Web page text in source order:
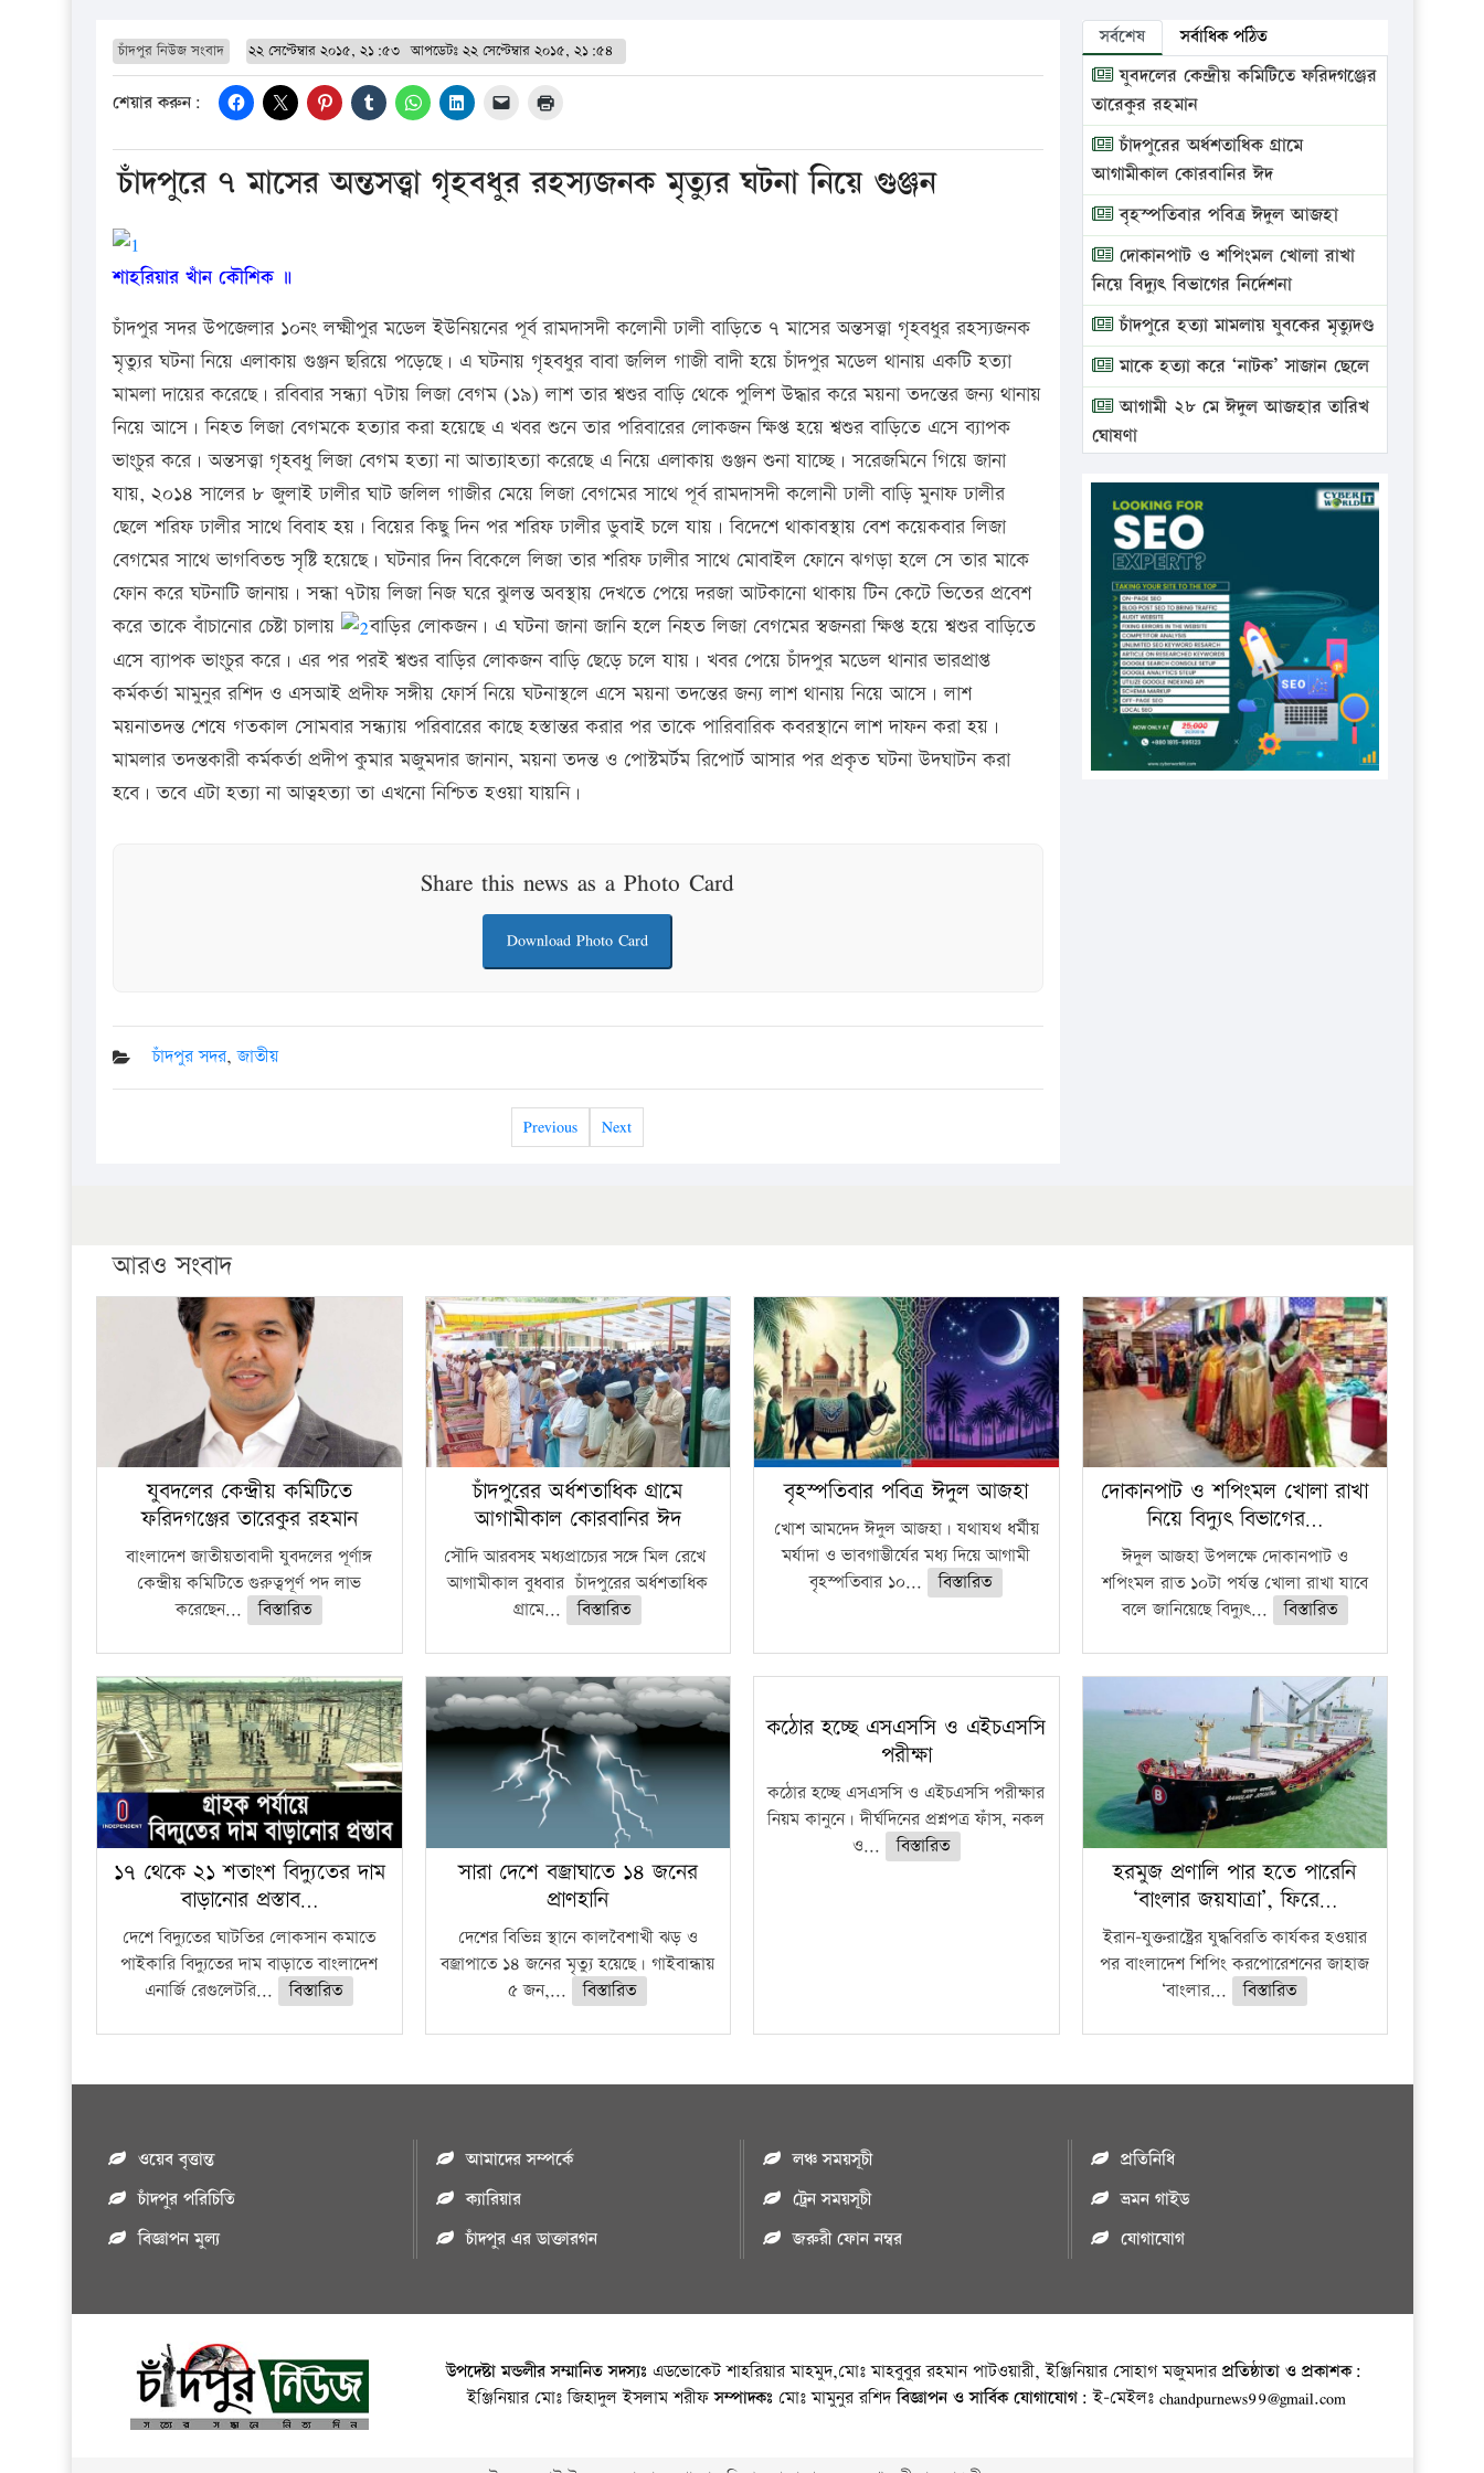
চাঁদপুর নিউজ সংবাদ ২২ সেপ্টেম্বার ২০১৫, ২১:৫৩ আপডেটঃ ২২ সেপ্টেম্বার ২০১৫, ২১:৫৪
শেয়ার করুন:
চাঁদপুরে ৭ মাসের অন্তসত্ত্বা গৃহবধুর রহস্যজনক মৃত্যুর ঘটনা নিয়ে গুঞ্জন
শাহরিয়ার খাঁন কৌশিক ॥
চাঁদপুর সদর উপজেলার ১০নং লক্ষ্মীপুর মডেল ইউনিয়নের পূর্ব রামদাসদী কলোনী ঢালী বাড়িতে ৭ মাসের অন্তসত্ত্বা গৃহবধুর রহস্যজনক
মৃত্যুর ঘটনা নিয়ে এলাকায় গুঞ্জন ছরিয়ে পড়েছে। এ ঘটনায় গৃহবধুর বাবা জলিল গাজী বাদী হয়ে চাঁদপুর মডেল থানায় একটি হত্যা
মামলা দায়ের করেছে। রবিবার সন্ধ্যা ৭টায় লিজা বেগম (১৯) লাশ তার শ্বশুর বাড়ি থেকে পুলিশ উদ্ধার করে ময়না তদন্তের জন্য থানায়
নিয়ে আসে। নিহত লিজা বেগমকে হত্যার করা হয়েছে এ খবর শুনে তার পরিবারের লোকজন ক্ষিপ্ত হয়ে শ্বশুর বাড়িতে এসে ব্যাপক
ভাংচুর করে। অন্তসত্ত্বা গৃহবধু লিজা বেগম হত্যা না আত্যাহত্যা করেছে এ নিয়ে এলাকায় গুঞ্জন শুনা যাচ্ছে। সরেজমিনে গিয়ে জানা
যায়, ২০১৪ সালের ৮ জুলাই ঢালীর ঘাট জলিল গাজীর মেয়ে লিজা বেগমের সাথে পূর্ব রামদাসদী কলোনী ঢালী বাড়ি মুনাফ ঢালীর
ছেলে শরিফ ঢালীর সাথে বিবাহ হয়। বিয়ের কিছু দিন পর শরিফ ঢালীর ডুবাই চলে যায়। বিদেশে থাকাবস্থায় বেশ কয়েকবার লিজা
বেগমের সাথে ভাগবিতন্ড সৃষ্টি হয়েছে। ঘটনার দিন বিকেলে লিজা তার শরিফ ঢালীর সাথে মোবাইল ফোনে ঝগড়া হলে সে তার মাকে
ফোন করে ঘটনাটি জানায়। সন্ধা ৭টায় লিজা নিজ ঘরে ঝুলন্ত অবস্থায় দেখতে পেয়ে দরজা আটকানো থাকায় টিন কেটে ভিতের প্রবেশ
করে তাকে বাঁচানোর চেষ্টা চালায়
বাড়ির লোকজন। এ ঘটনা জানা জানি হলে নিহত লিজা বেগমের স্বজনরা ক্ষিপ্ত হয়ে শ্বশুর বাড়িতে
এসে ব্যাপক ভাংচুর করে। এর পর পরই শ্বশুর বাড়ির লোকজন বাড়ি ছেড়ে চলে যায়। খবর পেয়ে চাঁদপুর মডেল থানার ভারপ্রাপ্ত
কর্মকর্তা মামুনুর রশিদ ও এসআই প্রদীফ সঙ্গীয় ফোর্স নিয়ে ঘটনাস্থলে এসে ময়না তদন্তের জন্য লাশ থানায় নিয়ে আসে। লাশ
ময়নাতদন্ত শেষে গতকাল সোমবার সন্ধ্যায় পরিবারের কাছে হস্তান্তর করার পর তাকে পারিবারিক কবরস্থানে লাশ দাফন করা হয়।
মামলার তদন্তকারী কর্মকর্তা প্রদীপ কুমার মজুমদার জানান, ময়না তদন্ত ও পোস্টমর্টম রিপোর্ট আসার পর প্রকৃত ঘটনা উদঘাটন করা
হবে। তবে এটা হত্যা না আত্বহত্যা তা এখনো নিশ্চিত হওয়া যায়নি।
Share this news as a Photo Card
Download Photo Card
চাঁদপুর সদর,জাতীয়
Previous Next
সর্বশেষ সর্বাধিক পঠিত
যুবদলের কেন্দ্রীয় কমিটিতে ফরিদগঞ্জের
তারেকুর রহমান
চাঁদপুরের অর্ধশতাধিক গ্রামে
আগামীকাল কোরবানির ঈদ
বৃহস্পতিবার পবিত্র ঈদুল আজহা
দোকানপাট ও শপিংমল খোলা রাখা
নিয়ে বিদ্যুৎ বিভাগের নির্দেশনা
চাঁদপুরে হত্যা মামলায় যুবকের মৃত্যুদণ্ড
মাকে হত্যা করে ‘নাটক’ সাজান ছেলে
আগামী ২৮ মে ঈদুল আজহার তারিখ
ঘোষণা
ভ্রাম্যমাণ আদালতে দুইটি প্রতিষ্ঠানকে
প্রতিষ্ঠানকে ৪০হাজার টাকা জরিমানা।
এবার লঞ্চের ভাড়া বাড়ল
১৭ থেকে ২১ শতাংশ বিদ্যুতের দাম
বাড়ানোর প্রস্তাব পিডিবির
১৬ মে চাঁদপুর ও ২৫ মে ফেনী সফরে
যাবেন প্রধানমন্ত্রী
উচ্চশিক্ষায় গৌরবময় অর্জন: পূর্ণ
স্কলারশিপে যুক্তরাষ্ট্রে পিএইচডি করছেন
আরও সংবাদ
যুবদলের কেন্দ্রীয় কমিটিতে
ফরিদগঞ্জের তারেকুর রহমান
বাংলাদেশ জাতীয়তাবাদী যুবদলের পূর্ণাঙ্গ
কেন্দ্রীয় কমিটিতে গুরুত্বপূর্ণ পদ লাভ
করেছেন...
বিস্তারিত
চাঁদপুরের অর্ধশতাধিক গ্রামে
আগামীকাল কোরবানির ঈদ
সৌদি আরবসহ মধ্যপ্রাচ্যের সঙ্গে মিল রেখে
আগামীকাল বুধবার চাঁদপুরের অর্ধশতাধিক
গ্রামে...
বিস্তারিত
বৃহস্পতিবার পবিত্র ঈদুল আজহা
খোশ আমদেদ ঈদুল আজহা। যথাযথ ধর্মীয়
মর্যাদা ও ভাবগাম্ভীর্যের মধ্য দিয়ে আগামী
বৃহস্পতিবার ১০...
বিস্তারিত
দোকানপাট ও শপিংমল খোলা রাখা
নিয়ে বিদ্যুৎ বিভাগের…
ঈদুল আজহা উপলক্ষে দোকানপাট ও
শপিংমল রাত ১০টা পর্যন্ত খোলা রাখা যাবে
বলে জানিয়েছে বিদ্যুৎ...
বিস্তারিত
১৭ থেকে ২১ শতাংশ বিদ্যুতের দাম
বাড়ানোর প্রস্তাব…
দেশে বিদ্যুতের ঘাটতির লোকসান কমাতে
পাইকারি বিদ্যুতের দাম বাড়াতে বাংলাদেশ
এনার্জি রেগুলেটরি...
বিস্তারিত
সারা দেশে বজ্রাঘাতে ১৪ জনের
প্রাণহানি
দেশের বিভিন্ন স্থানে কালবৈশাখী ঝড় ও
বজ্রাপাতে ১৪ জনের মৃত্যু হয়েছে। গাইবান্ধায়
৫ জন,...
বিস্তারিত
কঠোর হচ্ছে এসএসসি ও এইচএসসি
পরীক্ষা
কঠোর হচ্ছে এসএসসি ও এইচএসসি পরীক্ষার
নিয়ম কানুনে। দীর্ঘদিনের প্রশ্নপত্র ফাঁস, নকল
ও...
বিস্তারিত
হরমুজ প্রণালি পার হতে পারেনি
‘বাংলার জয়যাত্রা’, ফিরে…
ইরান-যুক্তরাষ্ট্রের যুদ্ধবিরতি কার্যকর হওয়ার
পর বাংলাদেশ শিপিং করপোরেশনের জাহাজ
‘বাংলার...
বিস্তারিত
ওয়েব বৃত্তান্ত
চাঁদপুর পরিচিতি
বিজ্ঞাপন মুল্য
আমাদের সম্পর্কে
ক্যারিয়ার
চাঁদপুর এর ডাক্তারগন
লঞ্চ সময়সূচী
ট্রেন সময়সূচী
জরুরী ফোন নম্বর
প্রতিনিধি
ভ্রমন গাইড
যোগাযোগ
উপদেষ্টা মন্ডলীর সম্মানিত সদস্যঃ এডভোকেট শাহরিয়ার মাহমুদ,মোঃ মাহবুবুর রহমান পাটওয়ারী, ইঞ্জিনিয়ার সোহাগ মজুমদারপ্রতিষ্ঠাতা ও প্রকাশক:
ইঞ্জিনিয়ার মোঃ জিহাদুল ইসলাম শরীফসম্পাদকঃ মোঃ মামুনুর রশিদবিজ্ঞাপন ও সার্বিক যোগাযোগ: ই-মেইলঃ chandpurnews99@gmail.com